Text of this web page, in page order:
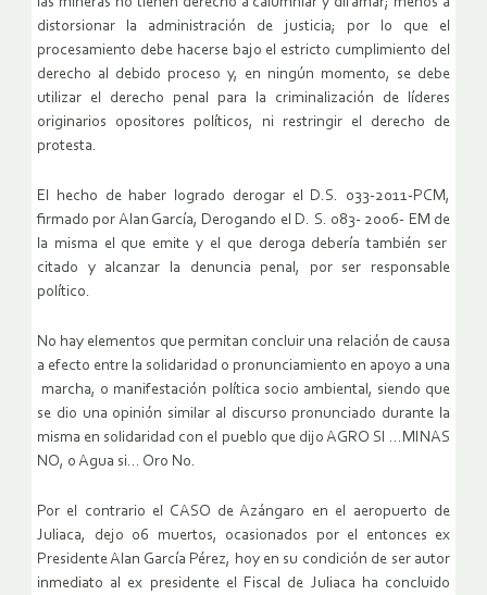
distorsionar la administración de justicia; por lo que el
procesamiento debe hacerse bajo el estricto cumplimiento del
derecho al debido proceso y, en ningún momento, se debe
utilizar el derecho penal para la criminalización de líderes
originarios opositores políticos, ni restringir el derecho de
protesta.
El hecho de haber logrado derogar el D.S. 033-2011-PCM,
firmado por Alan García, Derogando el D. S. 083- 2006- EM de
la misma el que emite y el que deroga debería también ser
citado y alcanzar la denuncia penal, por ser responsable
político.
No hay elementos que permitan concluir una relación de causa
a efecto entre la solidaridad o pronunciamiento en apoyo a una
marcha, o manifestación política socio ambiental, siendo que
se dio una opinión similar al discurso pronunciado durante la
misma en solidaridad con el pueblo que dijo AGRO SI …MINAS
NO, o Agua si… Oro No.
Por el contrario el CASO de Azángaro en el aeropuerto de
Juliaca, dejo 06 muertos, ocasionados por el entonces ex
Presidente Alan García Pérez, hoy en su condición de ser autor
inmediato al ex presidente el Fiscal de Juliaca ha concluido